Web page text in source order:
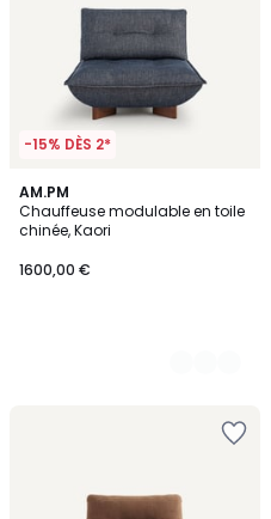
-15% DÈS 2*
AM.PM
Chauffeuse modulable en toile
chinée, Kaori
1600,00 €
7
Couleurs